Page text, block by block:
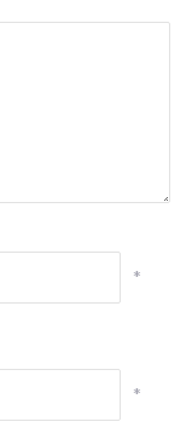
*
*